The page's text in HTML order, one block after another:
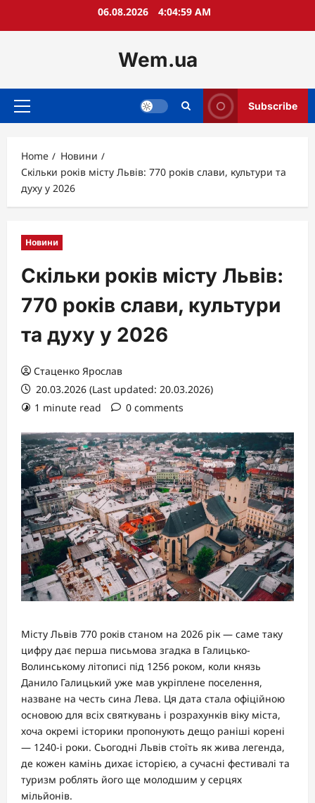
06.08.2026 4:05:00 AM
Wem.ua
Primary
Subscribe
Home
Новини
Скільки років місту Львів: 770 років слави, культури та
духу у 2026
Новини
Скільки років місту Львів:
770 років слави, культури
та духу у 2026
Стаценко Ярослав
20.03.2026 (Last updated: 20.03.2026)
1 minute read
0 comments
Місту Львів 770 років станом на 2026 рік — саме таку
цифру дає перша письмова згадка в Галицько-
Волинському літописі під 1256 роком, коли князь
Данило Галицький уже мав укріплене поселення,
назване на честь сина Лева. Ця дата стала офіційною
основою для всіх святкувань і розрахунків віку міста,
хоча окремі історики пропонують дещо раніші корені
— 1240-і роки. Сьогодні Львів стоїть як жива легенда,
де кожен камінь дихає історією, а сучасні фестивалі та
туризм роблять його ще молодшим у серцях
мільйонів.